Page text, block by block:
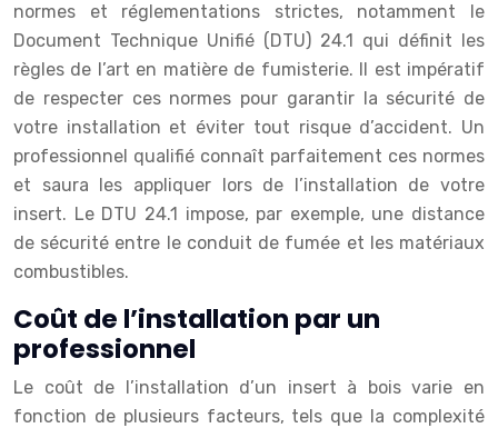
normes et réglementations strictes, notamment le
Document Technique Unifié (DTU) 24.1 qui définit les
règles de l’art en matière de fumisterie. Il est impératif
de respecter ces normes pour garantir la sécurité de
votre installation et éviter tout risque d’accident. Un
professionnel qualifié connaît parfaitement ces normes
et saura les appliquer lors de l’installation de votre
insert. Le DTU 24.1 impose, par exemple, une distance
de sécurité entre le conduit de fumée et les matériaux
combustibles.
Coût de l’installation par un
professionnel
Le coût de l’installation d’un insert à bois varie en
fonction de plusieurs facteurs, tels que la complexité